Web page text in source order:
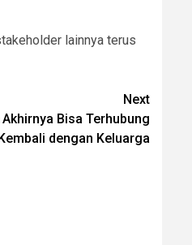
lainnya terus
Next
Bisa Terhubung
Kembali dengan Keluarga